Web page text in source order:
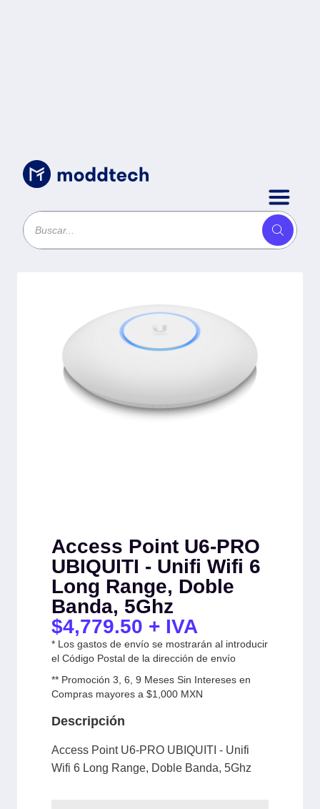
Sin categoría/Access Point U6-PRO UBIQUITI -
Banda, 5Ghz
Access Point U6-PRO
UBIQUITI - Unifi Wifi 6
Long Range, Doble
Banda, 5Ghz
$4,779.50 + IVA
* Los gastos de envío se mostrarán al introducir
el Código Postal de la dirección de envío
** Promoción 3, 6, 9 Meses Sin Intereses en
Compras mayores a $1,000 MXN
Descripción
Access Point U6-PRO UBIQUITI - Unifi
Wifi 6 Long Range, Doble Banda, 5Ghz